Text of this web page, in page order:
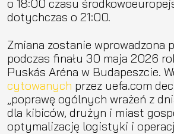
o 18:00 czasu
dotychczas o 21:00.
Zmiana zostanie wprowadzona
podczas finału 30 maja 2026
Puskás Aréna w Budapeszcie.
cytowanych przez uefa.com
„poprawę ogólnych wrażeń z
dla kibiców, drużyn i miast
optymalizację logistyki i